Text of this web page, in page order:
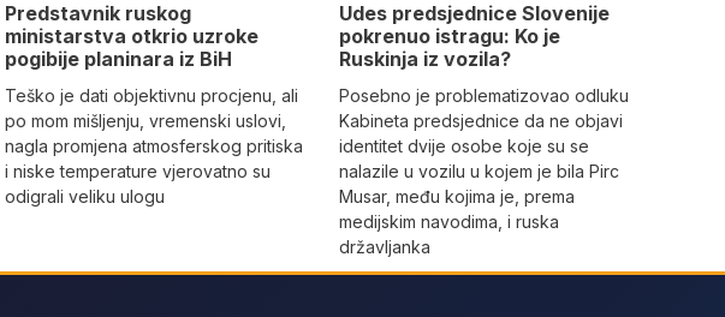
Predstavnik ruskog
ministarstva otkrio uzroke
pogibije planinara iz BiH
Teško je dati objektivnu procjenu, ali
po mom mišljenju, vremenski uslovi,
nagla promjena atmosferskog pritiska
i niske temperature vjerovatno su
odigrali veliku ulogu
Udes predsjednice Slovenije
pokrenuo istragu: Ko je
Ruskinja iz vozila?
Posebno je problematizovao odluku
Kabineta predsjednice da ne objavi
identitet dvije osobe koje su se
nalazile u vozilu u kojem je bila Pirc
Musar, među kojima je, prema
medijskim navodima, i ruska
državljanka